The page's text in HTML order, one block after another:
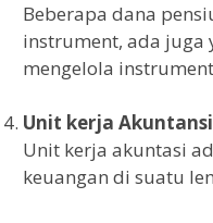
Beberapa dana
instrument, ada juga
mengelola
Unit kerja Akuntansi
Unit kerja akuntasi
keuangan di suatu